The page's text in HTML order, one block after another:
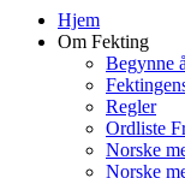
Hjem
Om Fekting
Begynne
Regler
Ordliste
Norske
Norske